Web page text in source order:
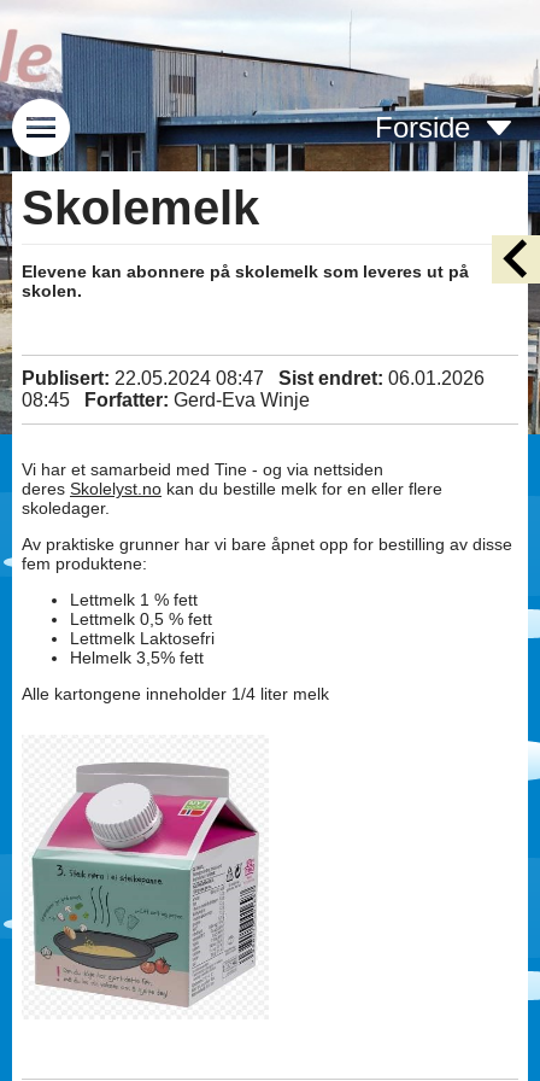
Forside
Skolemelk
Elevene kan abonnere på skolemelk som leveres ut på
skolen.
Publisert: 22.05.2024 08:47 Sist endret: 06.01.2026
08:45
Forfatter: Gerd-Eva Winje
Vi har et samarbeid med Tine - og via nettsiden
deres Skolelyst.no kan du bestille melk for en eller flere
skoledager.
Av praktiske grunner har vi bare åpnet opp for bestilling av disse
fem produktene:
Lettmelk 1 % fett
Lettmelk 0,5 % fett
Lettmelk Laktosefri
Helmelk 3,5% fett
Alle kartongene inneholder 1/4 liter melk